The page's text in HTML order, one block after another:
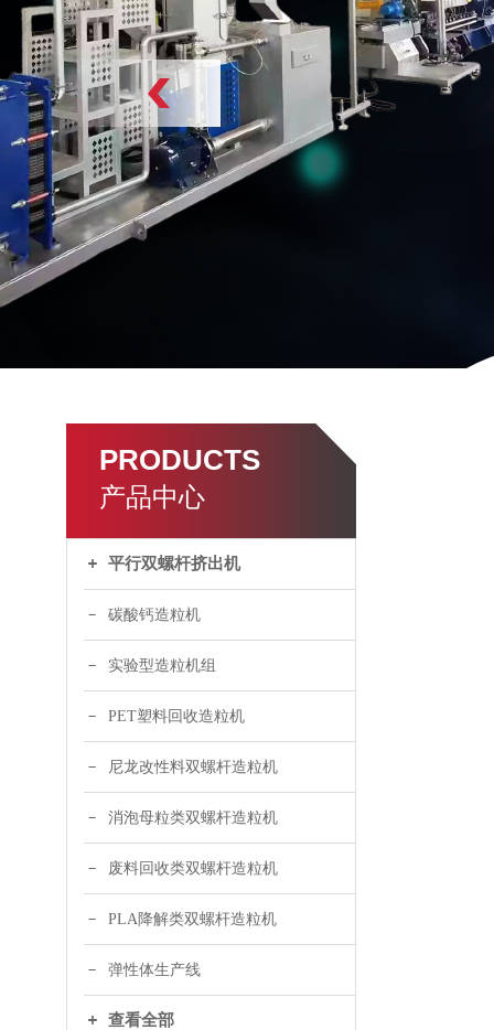
PRODUCTS
产品中心
平行双螺杆挤出机
碳酸钙造粒机
实验型造粒机组
PET塑料回收造粒机
尼龙改性料双螺杆造粒机
消泡母粒类双螺杆造粒机
废料回收类双螺杆造粒机
PLA降解类双螺杆造粒机
弹性体生产线
查看全部